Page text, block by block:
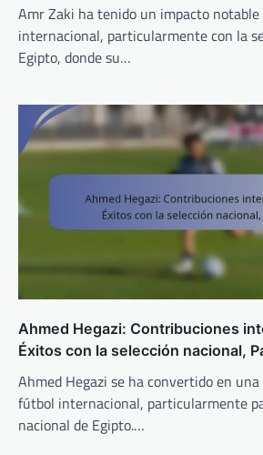
Amr Zaki ha tenido un impacto
internacional, particularmente con la
Egipto, donde su…
Ahmed Hegazi: Contribuciones
Éxitos con la selección nacional,
Ahmed Hegazi se ha convertido en
fútbol internacional, particularmente
nacional de Egipto.…